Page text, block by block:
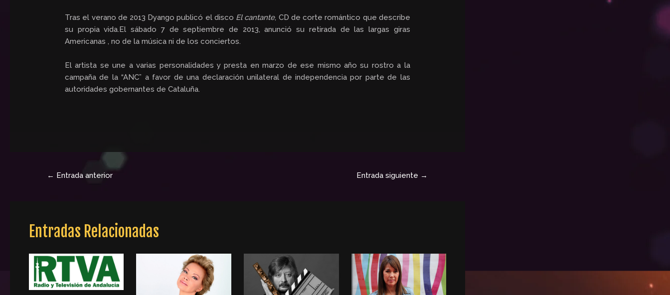
Tras el verano de 2013 Dyango publicó el disco El cantante, CD de corte romántico que describe
su propia vida.El sábado 7 de septiembre de 2013, anunció su retirada de las largas giras
Americanas , no de la música ni de los conciertos.
El artista se une a varias personalidades y presta en marzo de ese mismo año su rostro a la
campaña de la “ANC” a favor de una declaración unilateral de independencia por parte de las
autoridades gobernantes de Cataluña.
← Entrada anterior Entrada siguiente →
Entradas Relacionadas